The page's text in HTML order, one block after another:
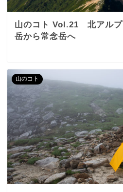
山のコト Vol.21 北アル
岳から常念岳へ
山のコト